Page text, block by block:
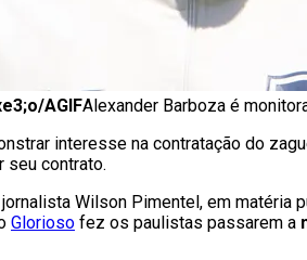
AGIFAlexander Barboza é
interesse na contratação do
seu contrato.
Wilson Pimentel, em matéria
Glorioso fez os paulistas passarem a